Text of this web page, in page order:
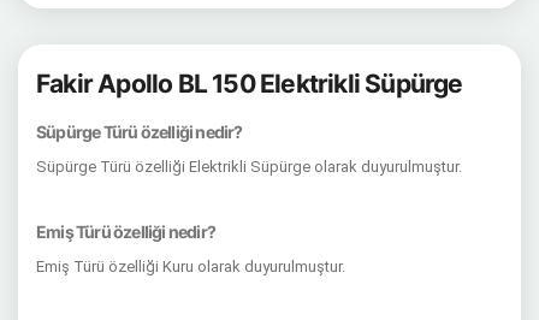
Fakir Apollo BL 150 Elektrikli Süpürge
Süpürge Türü özelliği nedir?
Süpürge Türü özelliği Elektrikli Süpürge olarak duyurulmuştur.
Emiş Türü özelliği nedir?
Emiş Türü özelliği Kuru olarak duyurulmuştur.